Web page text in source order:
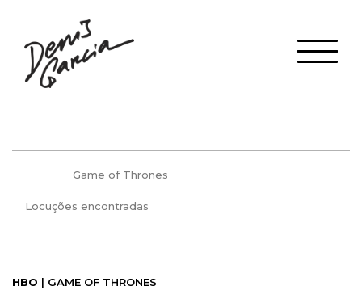
Game of Thrones
Locuções encontradas
HBO | GAME OF THRONES